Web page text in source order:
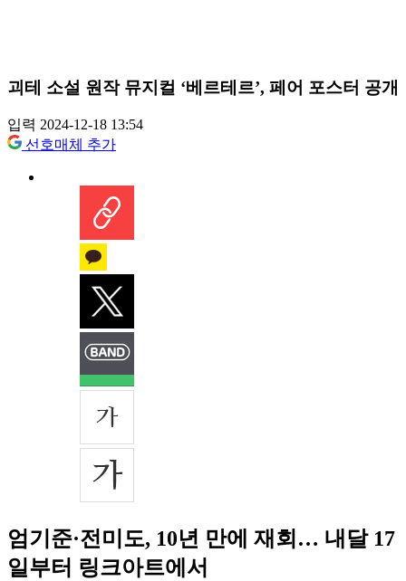
괴테 소설 원작 뮤지컬 ‘베르테르’, 페어 포스터 공개
입력 2024-12-18 13:54
선호매체 추가
엄기준·전미도, 10년 만에 재회… 내달 17
일부터 링크아트에서